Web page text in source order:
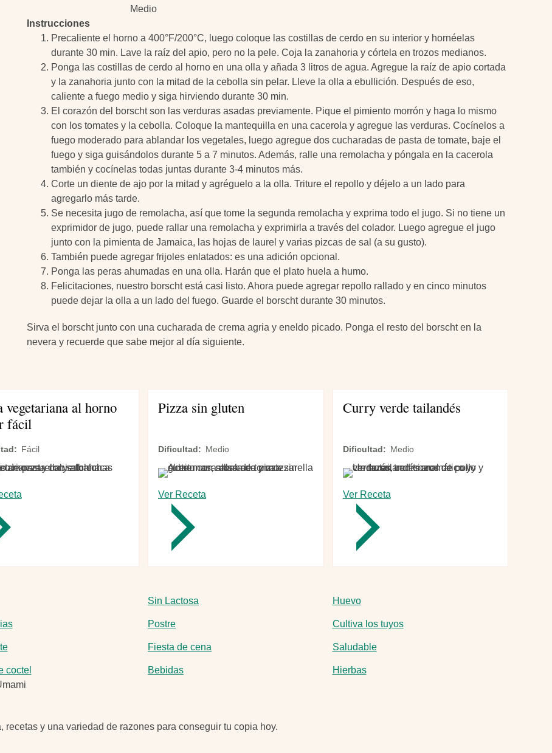
Medio
Instrucciones
Precaliente el horno a 400°F/200°C, luego coloque las costillas de cerdo en su interior y hornéelas
durante 30 min. Lave la raíz del apio, pero no la pele. Coja la zanahoria y córtela en trozos medianos.
Ponga las costillas de cerdo al horno en una olla y añada 3 litros de agua. Agregue la raíz de apio cortada
y la zanahoria junto con la mitad de la cebolla sin pelar. Lleve la olla a ebullición. Después de eso,
caliente a fuego medio y siga hirviendo durante 30 min.
El corazón del borscht son las verduras asadas previamente. Pique el pimiento morrón y haga lo mismo
con los tomates y la cebolla. Coloque la mantequilla en una cacerola y agregue las verduras. Cocínelos a
fuego moderado para ablandar los vegetales, luego agregue dos cucharadas de pasta de tomate, baje el
fuego y siga guisándolos durante 5 a 7 minutos. Además, ralle una remolacha y póngala en la cacerola
también y cocínelas todas juntas durante 3-4 minutos más.
Corte un diente de ajo por la mitad y agréguelo a la olla. Triture el repollo y déjelo a un lado para
agregarlo más tarde.
Se necesita jugo de remolacha, así que tome la segunda remolacha y exprima todo el jugo. Si no tiene un
exprimidor de jugo, puede rallar una remolacha y exprimirla a través del colador. Luego agregue el jugo
junto con la pimienta de Jamaica, las hojas de laurel y varias pizcas de sal (a su gusto).
También puede agregar frijoles enlatados: es una adición opcional.
Ponga las peras ahumadas en una olla. Harán que el plato huela a humo.
Felicitaciones, nuestro borscht está casi listo. Ahora puede agregar repollo rallado y en cinco minutos
puede dejar la olla a un lado del fuego. Guarde el borscht durante 30 minutos.
Sirva el borscht junto con una cucharada de crema agria y eneldo picado. Ponga el resto del borscht en la
nevera y recuerde que sabe mejor al día siguiente.
vegetariana al horno
fácil
Fácil
súper
Pizza sin gluten
Dificultad Medio
Ver Receta
Curry verde tailandés
Dificultad Medio
Ver Receta
coctel
Sin Lactosa
Postre
Fiesta de cena
Bebidas
Huevo
Cultiva los tuyos
Saludable
Hierbas
y una variedad de razones para conseguir tu copia hoy.